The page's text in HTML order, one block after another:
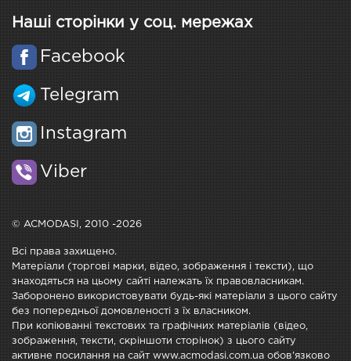
Наші сторінки у соц. мережах
Facebook
Telegram
Instagram
Viber
© ACMODASI, 2010 -2026
Всі права захищено.
Матеріали (торгові марки, відео, зображення і тексти), що
знаходяться на цьому сайті належать їх правовласникам.
Заборонено використовувати будь-які матеріали з цього сайту
без попередньої домовленості з їх власником.
При копіюванні текстових та графічних матеріалів (відео,
зображення, тексти, скріншоти сторінок) з цього сайту
активне посилання на сайт www.acmodasi.com.ua обов'язково